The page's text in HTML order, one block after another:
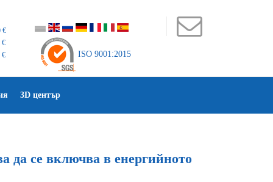
€
€
€
ISO 9001:2015
3D център
да се включва в енергийното